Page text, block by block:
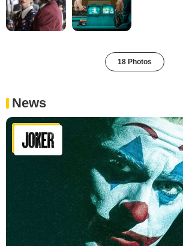
18 Photos
News